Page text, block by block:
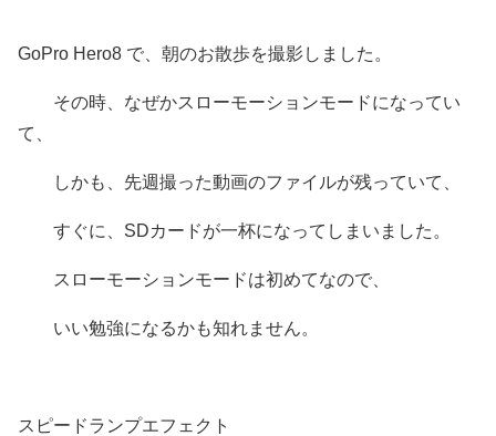
GoPro Hero8 で、朝のお散歩を撮影しました。
その時、なぜかスローモーションモードになってい
て、
しかも、先週撮った動画のファイルが残っていて、
すぐに、SDカードが一杯になってしまいました。
スローモーションモードは初めてなので、
いい勉強になるかも知れません。
スピードランプエフェクト